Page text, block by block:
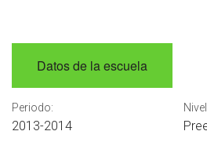
Datos de la escuela
Periodo:
2013-2014